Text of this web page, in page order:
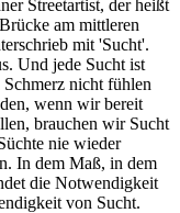
Streetartist, der heißt
am mittleren
mit 'Sucht'.
Und jede Sucht ist
nicht fühlen
wenn wir bereit
brauchen wir Sucht
nie wieder
In dem Maß, in dem
die Notwendigkeit
von Sucht.